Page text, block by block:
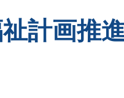
計画推